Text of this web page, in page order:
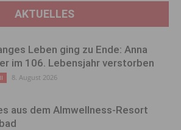
AKTUELLES
Leben ging zu Ende: Anna
im 106. Lebensjahr verstorben
8. August 2026
aus dem Almwellness-Resort